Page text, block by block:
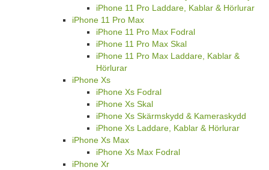
iPhone 11 Pro Laddare, Kablar & Hörlurar
iPhone 11 Pro Max
iPhone 11 Pro Max Fodral
iPhone 11 Pro Max Skal
iPhone 11 Pro Max Laddare, Kablar &
Hörlurar
iPhone Xs
iPhone Xs Fodral
iPhone Xs Skal
iPhone Xs Skärmskydd & Kameraskydd
iPhone Xs Laddare, Kablar & Hörlurar
iPhone Xs Max
iPhone Xs Max Fodral
iPhone Xr